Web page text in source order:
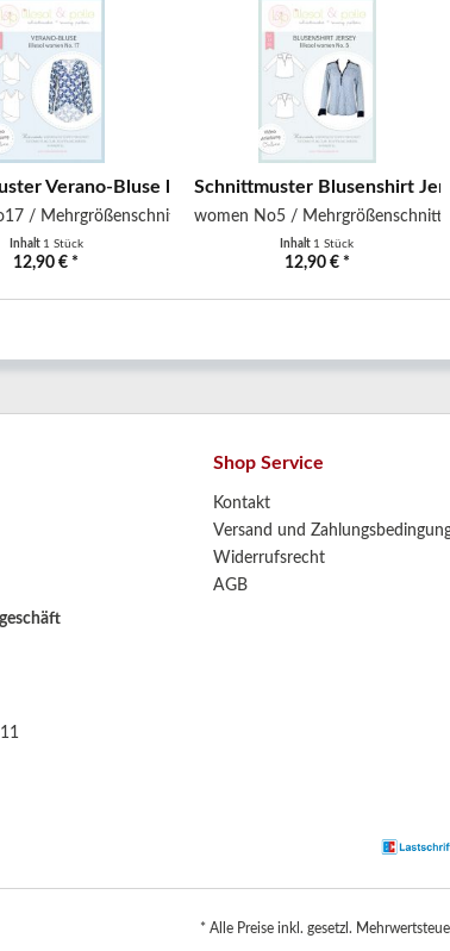
Verano-Bluse lillesol
/ Mehrgrößenschnitt
Inhalt 1 Stück
12,90 € *
Schnittmuster Blusenshirt
women No5 / Mehrgrößenschnitt
Inhalt 1 Stück
12,90 € *
Shop Service
Kontakt
Versand und
Widerrufsrecht
AGB
* Alle Preise inkl. gesetzl.